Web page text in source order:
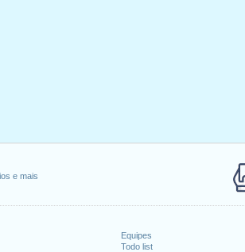
e mais
Equipes
Todo list